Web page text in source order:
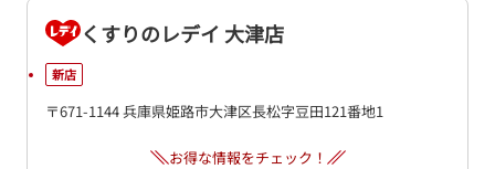
くすりのレデイ 大津店
新店
〒671-1144 兵庫県姫路市大津区長松字豆田121番地1
お得な情報をチェック！